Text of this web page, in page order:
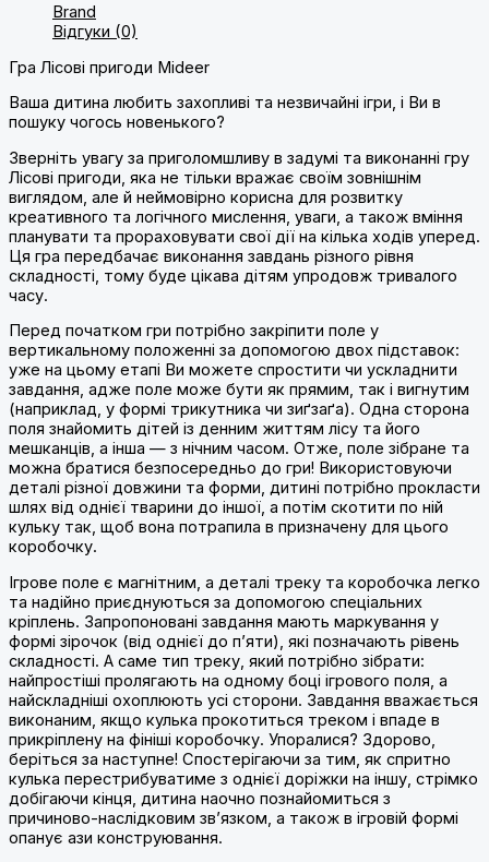
Brand
Відгуки (0)
Гра Лісові пригоди Mideer
Ваша дитина любить захопливі та незвичайні ігри, і Ви в
пошуку чогось новенького?
Зверніть увагу за приголомшливу в задумі та виконанні гру
Лісові пригоди, яка не тільки вражає своїм зовнішнім
виглядом, але й неймовірно корисна для розвитку
креативного та логічного мислення, уваги, а також вміння
планувати та прораховувати свої дії на кілька ходів уперед.
Ця гра передбачає виконання завдань різного рівня
складності, тому буде цікава дітям упродовж тривалого
часу.
Перед початком гри потрібно закріпити поле у
вертикальному положенні за допомогою двох підставок:
уже на цьому етапі Ви можете спростити чи ускладнити
завдання, адже поле може бути як прямим, так і вигнутим
(наприклад, у формі трикутника чи зиґзаґа). Одна сторона
поля знайомить дітей із денним життям лісу та його
мешканців, а інша — з нічним часом. Отже, поле зібране та
можна братися безпосередньо до гри! Використовуючи
деталі різної довжини та форми, дитині потрібно прокласти
шлях від однієї тварини до іншої, а потім скотити по ній
кульку так, щоб вона потрапила в призначену для цього
коробочку.
Ігрове поле є магнітним, а деталі треку та коробочка легко
та надійно приєднуються за допомогою спеціальних
кріплень. Запропоновані завдання мають маркування у
формі зірочок (від однієї до п’яти), які позначають рівень
складності. А саме тип треку, який потрібно зібрати:
найпростіші пролягають на одному боці ігрового поля, а
найскладніші охоплюють усі сторони. Завдання вважається
виконаним, якщо кулька прокотиться треком і впаде в
прикріплену на фініші коробочку. Упоралися? Здорово,
беріться за наступне! Спостерігаючи за тим, як спритно
кулька перестрибуватиме з однієї доріжки на іншу, стрімко
добігаючи кінця, дитина наочно познайомиться з
причиново-наслідковим зв’язком, а також в ігровій формі
опанує ази конструювання.